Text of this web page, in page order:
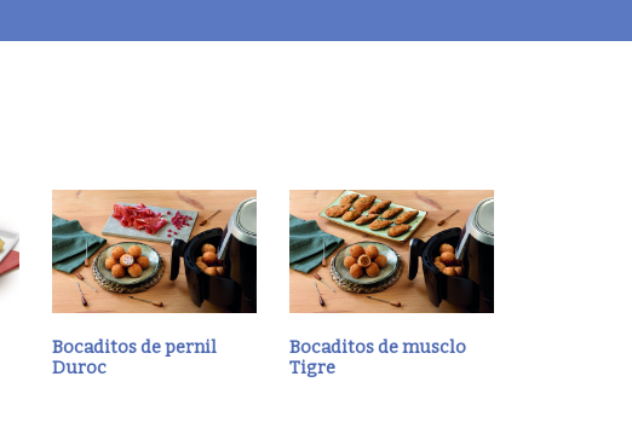
Bocaditos de pernil
Duroc
Bocaditos de musclo
Tigre